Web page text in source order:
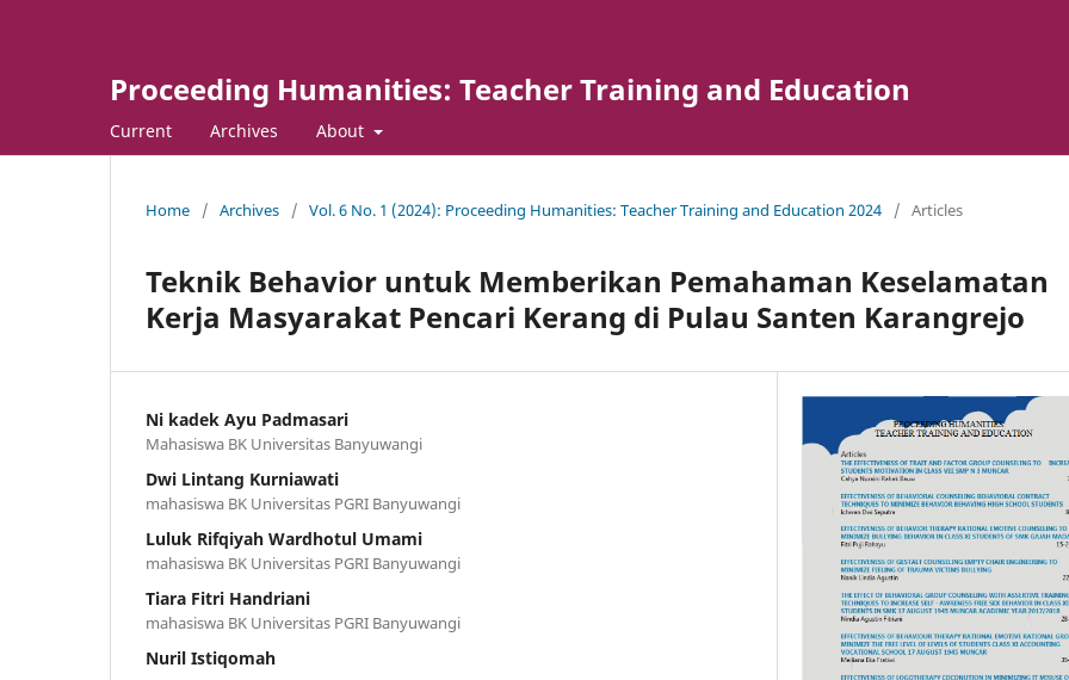
Proceeding Humanities: Teacher Training and Education
Current Archives About
Home / Archives / Vol. 6 No. 1 (2024): Proceeding Humanities: Teacher Training and Education 2024 / Articles
Teknik Behavior untuk Memberikan Pemahaman Keselamatan
Kerja Masyarakat Pencari Kerang di Pulau Santen Karangrejo
Ni kadek Ayu Padmasari
Mahasiswa BK Universitas Banyuwangi
Dwi Lintang Kurniawati
mahasiswa BK Universitas PGRI Banyuwangi
Luluk Rifqiyah Wardhotul Umami
mahasiswa BK Universitas PGRI Banyuwangi
Tiara Fitri Handriani
mahasiswa BK Universitas PGRI Banyuwangi
Nuril Istiqomah